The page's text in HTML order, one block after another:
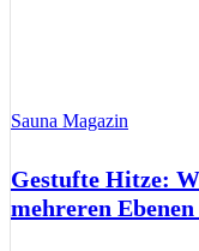
Sauna Magazin
Gestufte Hitze:
mehreren